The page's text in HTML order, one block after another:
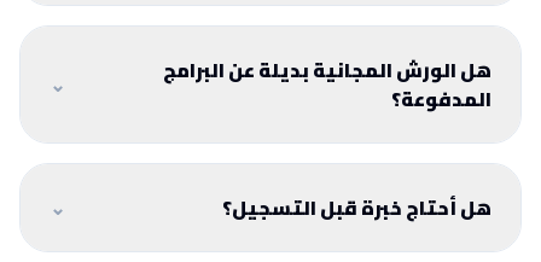
اختر المباشرة إذا تريد متابعة وتقييم من المدرب. اختر
المسجلة إذا تريد البدء فوراً والمراجعة حسب وقتك.
هل الورش المجانية بديلة عن البرامج
المدفوعة؟
⌄
لا. الورش المجانية للتجربة واكتشاف الأسلوب. البرامج
المدفوعة هي المسار المنظم للتطبيق والمتابعة وبناء
المخرجات.
هل أحتاج خبرة قبل التسجيل؟
⌄